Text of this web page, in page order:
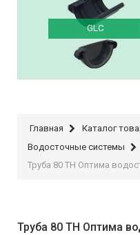
GLC
Главная
Каталог
Водосточные системы
Труба 80 ТН Оптима
Труба 80 ТН Оптима